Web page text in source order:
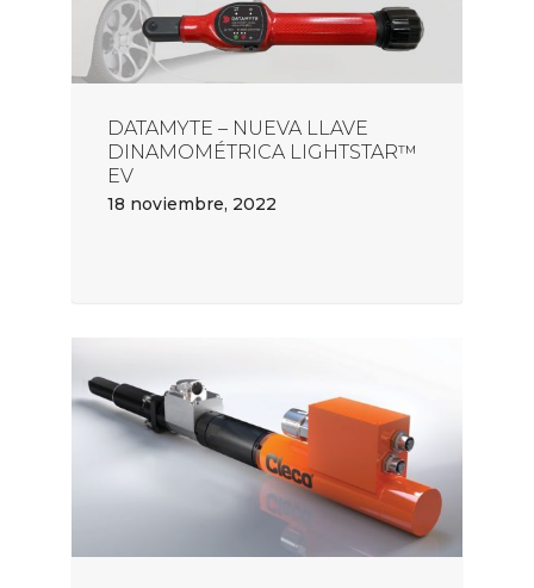
DATAMYTE – NUEVA LLAVE
DINAMOMÉTRICA LIGHTSTAR™
EV
18 noviembre, 2022